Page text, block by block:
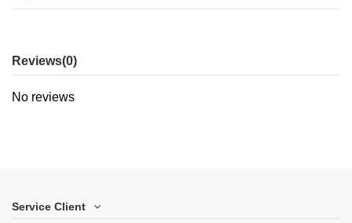
Reviews(0)
No reviews
Service Client